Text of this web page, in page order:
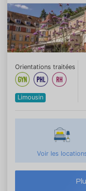
Orientations traitées
Limousin
Voir les